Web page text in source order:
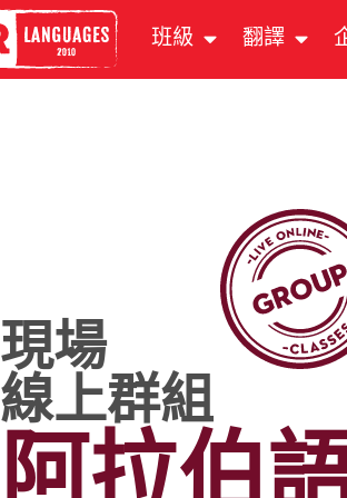
班級 翻譯
現場
線上群組
阿拉伯